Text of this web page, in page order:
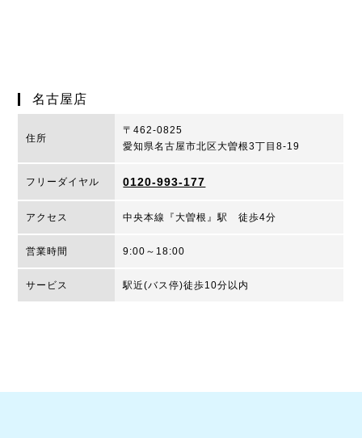
名古屋店
住所
〒462-0825
愛知県名古屋市北区大曽根3丁目8-19
フリーダイヤル 0120-993-177
アクセス 中央本線『大曽根』駅 徒歩4分
営業時間 9:00～18:00
サービス 駅近(バス停)徒歩10分以内